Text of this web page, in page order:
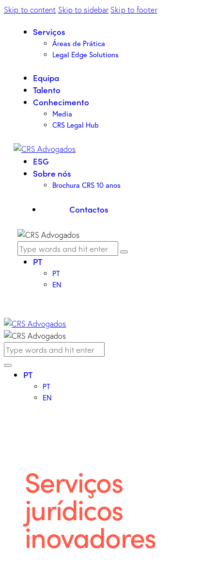
Skip to content Skip to sidebar Skip to footer
Serviços
Áreas de Prática
Legal Edge Solutions
Equipa
Talento
Conhecimento
Media
CRS Legal Hub
ESG
Sobre nós
Brochura CRS 10 anos
Contactos
PT
PT
EN
PT
PT
EN
Serviços
jurídicos
inovadores